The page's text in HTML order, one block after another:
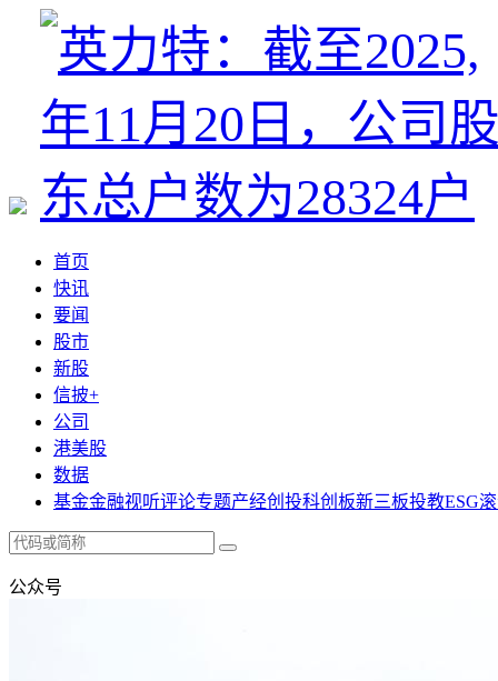
首页
快讯
要闻
股市
新股
信披+
公司
港美股
数据
基金金融视听评论专题产经创投科创板新三板投教ESG
公众号